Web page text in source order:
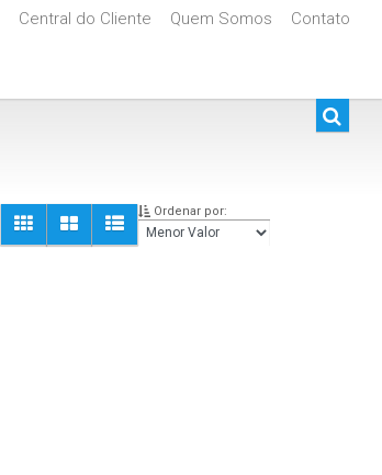
Contato
Quem Somos
Central do Cliente
Ordenar por: